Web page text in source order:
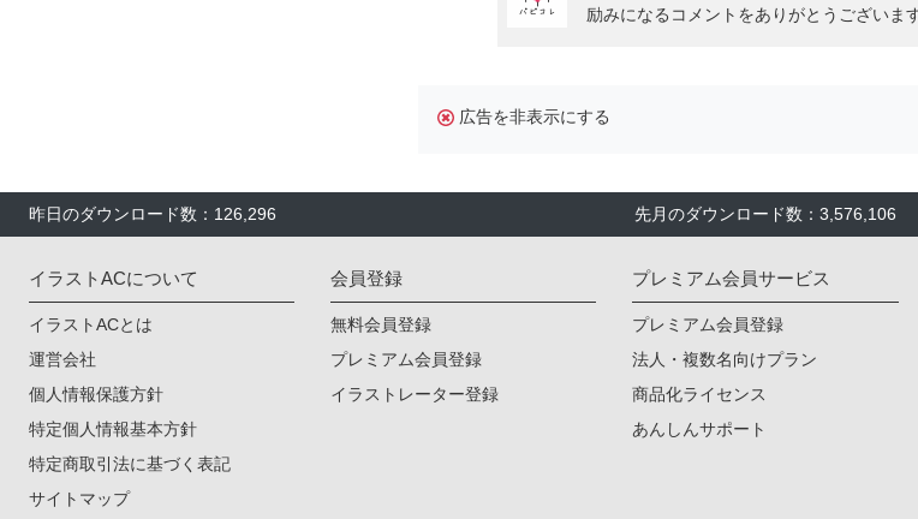
励みになるコメントをありがとうございま
広告を非表示にする
昨日のダウンロード数：126,296 先月のダウンロード数：3,576,106
イラストACについて
イラストACとは
運営会社
個人情報保護方針
特定個人情報基本方針
特定商取引法に基づく表記
サイトマップ
会員登録
無料会員登録
プレミアム会員登録
イラストレーター登録
プレミアム会員サービス
プレミアム会員登録
法人・複数名向けプラン
商品化ライセンス
あんしんサポート